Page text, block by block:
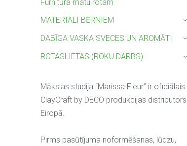
Furnitūra matu rotam
MATERIĀLI BĒRNIEM
DABĪGA VASKA SVECES UN AROMĀTI
ROTASLIETAS (ROKU DARBS)
Mākslas studija “Marissa Fleur” ir oficiālais
ClayCraft by DECO produkcijas distributors
Eiropā.
Pirms pasūtījuma noformēšanas, lūdzu,